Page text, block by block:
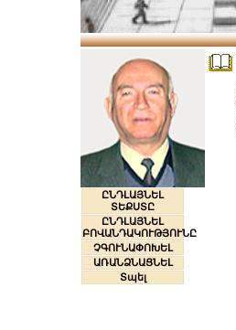
ԸՆԴԼԱՅՆԵԼ
ՏԵՔՍՏԸ
ԸՆԴԼԱՅՆԵԼ
ԲՈՎԱՆԴԱԿՈՒԹՅՈՒՆԸ
ՉԳՈՒՆԱՓՈԽԵԼ
ԱՌԱՆՁՆԱՑՆԵԼ
Տպել